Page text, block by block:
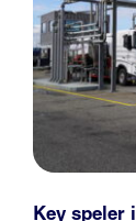
Key speler